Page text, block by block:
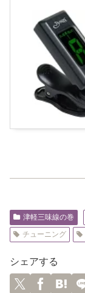
津軽三味線の巻
チューニング
シェアする